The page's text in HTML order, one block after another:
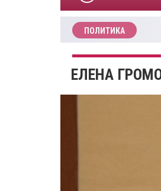
ПОЛИТИКА
ЕЛЕНА